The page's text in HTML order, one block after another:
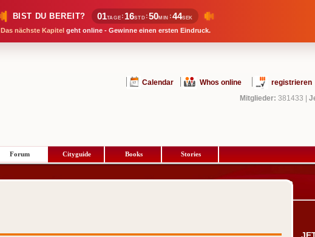
BIST DU BEREIT? 01TAGE : 16STD :50MIN :44SEK
Das nächste Kapitel geht online - Gewinne einen ersten Eindruck.
Calendar Whos online registrieren
Mitglieder: 381433
Forum Cityguide Books Stories